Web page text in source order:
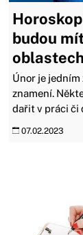
budou
Únor je
znamení.
dařit v práci či
07.02.2023